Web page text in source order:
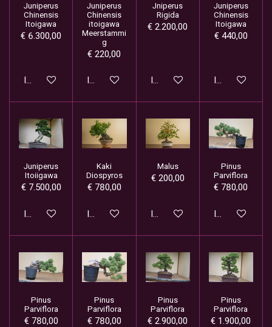
Juniperus
Chinensis
Itoigawa
€ 6.300,00
In winkelwagen
Juniperus
Chinensis
itoigawa
Meerstammi
g
€ 220,00
In winkelwagen
Jniperus
Rigida
€ 2.200,00
In winkelwagen
Juniperus
Chinensis
Itoigawa
€ 440,00
In
Juniperus
Itoiigawa
€ 7.500,00
In winkelwagen
Kaki
Diospyros
€ 780,00
In winkelwagen
Malus
€ 200,00
In winkelwagen
Pinus
Parviflora
€ 780,00
In
Pinus
Parviflora
€ 780,00
Pinus
Parviflora
€ 780,00
Pinus
Parviflora
€ 2.900,00
Pinus
Parviflora
€ 1.900,00